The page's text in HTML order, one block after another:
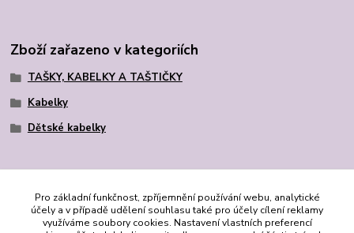
Zboží zařazeno v kategoriích
TAŠKY, KABELKY A TAŠTIČKY
Kabelky
Dětské kabelky
Pro základní funkčnost, zpříjemnění používání webu, analytické
účely a v případě udělení souhlasu také pro účely cílení reklamy
využíváme soubory cookies. Nastavení vlastních preferencí